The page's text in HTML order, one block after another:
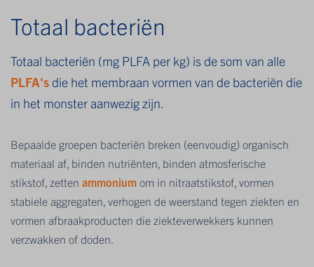
Totaal bacteriën
Totaal bacteriën (mg PLFA per kg) is de som van alle
PLFA'sdie het membraan vormen van de bacteriën die
in het monster aanwezig zijn.
Bepaalde groepen bacteriën breken (eenvoudig) organisch
materiaal af, binden nutriënten, binden atmosferische
stikstof, zetten ammonium om in nitraatstikstof, vormen
stabiele aggregaten, verhogen de weerstand tegen ziekten en
vormen afbraakproducten die ziekteverwekkers kunnen
verzwakken of doden.